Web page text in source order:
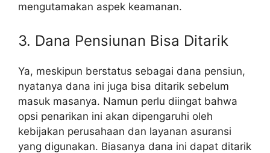
mengutamakan aspek keamanan.
3. Dana Pensiunan Bisa Ditarik
Ya, meskipun berstatus sebagai dana pensiun,
nyatanya dana ini juga bisa ditarik sebelum
masuk masanya. Namun perlu diingat bahwa
opsi penarikan ini akan dipengaruhi oleh
kebijakan perusahaan dan layanan asuransi
yang digunakan. Biasanya dana ini dapat ditarik